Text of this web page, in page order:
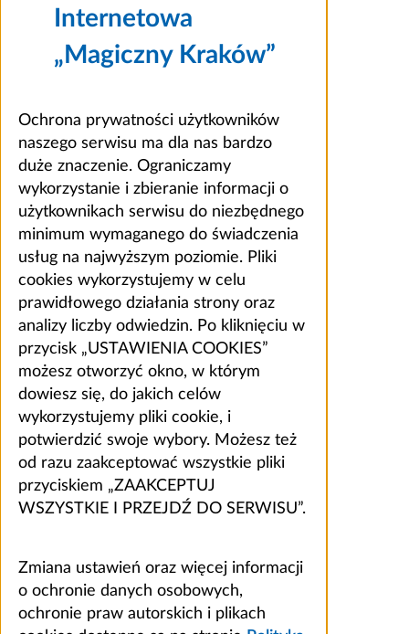
Internetowa
„Magiczny Kraków”
Ochrona prywatności użytkowników
naszego serwisu ma dla nas bardzo
duże znaczenie. Ograniczamy
wykorzystanie i zbieranie informacji o
użytkownikach serwisu do niezbędnego
minimum wymaganego do świadczenia
usług na najwyższym poziomie. Pliki
cookies wykorzystujemy w celu
prawidłowego działania strony oraz
analizy liczby odwiedzin. Po kliknięciu w
przycisk „USTAWIENIA COOKIES”
możesz otworzyć okno, w którym
dowiesz się, do jakich celów
wykorzystujemy pliki cookie, i
potwierdzić swoje wybory. Możesz też
od razu zaakceptować wszystkie pliki
przyciskiem „ZAAKCEPTUJ
WSZYSTKIE I PRZEJDŹ DO SERWISU”.
Zmiana ustawień oraz więcej informacji
o ochronie danych osobowych,
ochronie praw autorskich i plikach